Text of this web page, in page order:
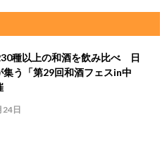
種以上の和酒を飲み比べ 日
集う「第29回和酒フェスin中
24日